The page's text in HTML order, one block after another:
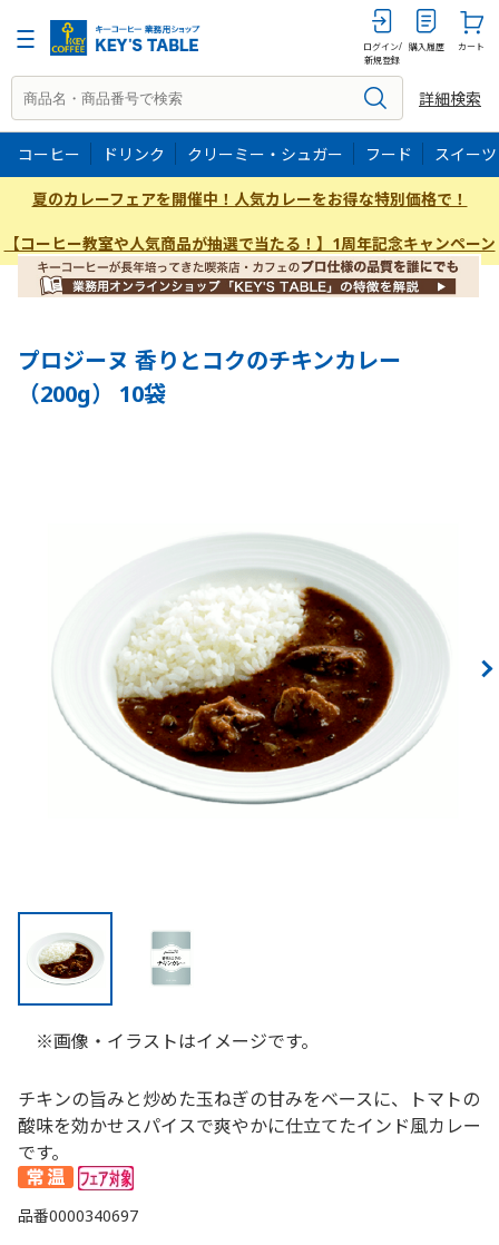
ログイン/
新規登録
購入履歴 カート
詳細検索
コーヒー ドリンク クリーミー・シュガー フード スイーツ
夏のカレーフェアを開催中！人気カレーをお得な特別価格で！
【コーヒー教室や人気商品が抽選で当たる！】1周年記念キャンペーン
プロジーヌ 香りとコクのチキンカレー
（200g） 10袋
※画像・イラストはイメージです。
チキンの旨みと炒めた玉ねぎの甘みをベースに、トマトの
酸味を効かせスパイスで爽やかに仕立てたインド風カレー
です。
品番0000340697